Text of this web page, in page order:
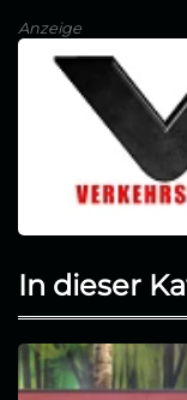
Anzeige
In dieser